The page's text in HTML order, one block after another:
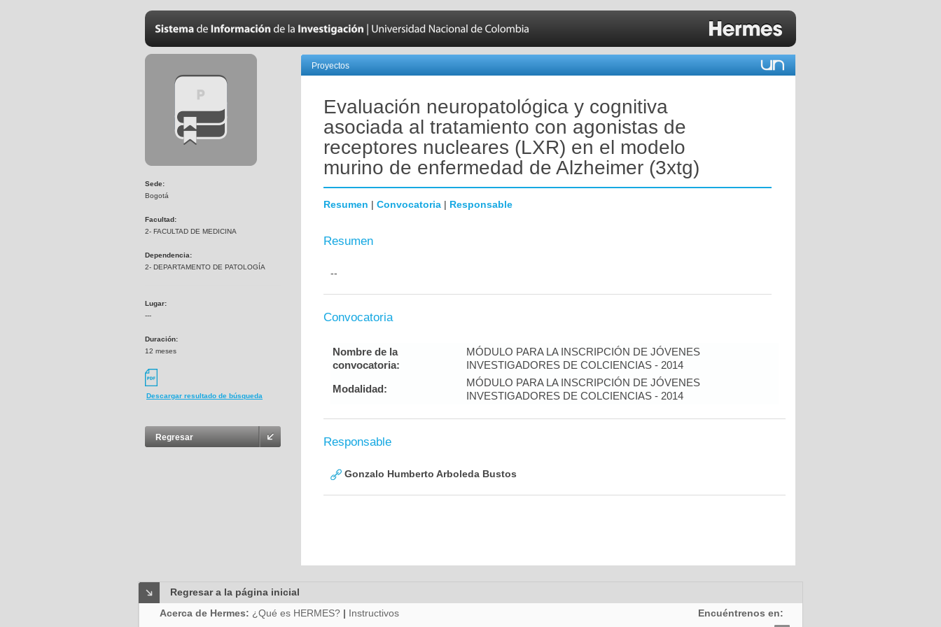
Sede:
Bogotá
Facultad:
2- FACULTAD DE MEDICINA
Dependencia:
2- DEPARTAMENTO DE PATOLOGÍA
Lugar:
---
Duración:
12 meses
Descargar resultado de búsqueda
Regresar
Proyectos
Evaluación neuropatológica y cognitiva
asociada al tratamiento con agonistas de
receptores nucleares (LXR) en el modelo
murino de enfermedad de Alzheimer (3xtg)
Resumen | Convocatoria | Responsable
Resumen
--
Convocatoria
Nombre de la
convocatoria:
MÓDULO PARA LA INSCRIPCIÓN DE JÓVENES
INVESTIGADORES DE COLCIENCIAS - 2014
Modalidad:
MÓDULO PARA LA INSCRIPCIÓN DE JÓVENES
INVESTIGADORES DE COLCIENCIAS - 2014
Responsable
Gonzalo Humberto Arboleda Bustos
Regresar a la página inicial
Acerca de Hermes: ¿Qué es HERMES? | Instructivos Encuéntrenos en: